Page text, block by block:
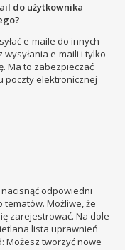
do użytkownika
e-maile do innych
e-maili i tylko
Ma to zabezpieczać
poczty elektronicznej
odpowiedni
Możliwe, że
zarejestrować. Na dole
lista uprawnień
Możesz tworzyć nowe